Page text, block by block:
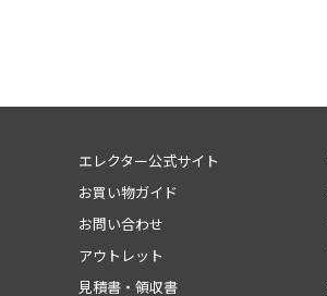
エレクター公式サイト
お買い物ガイド
お問い合わせ
アウトレット
見積書・領収書